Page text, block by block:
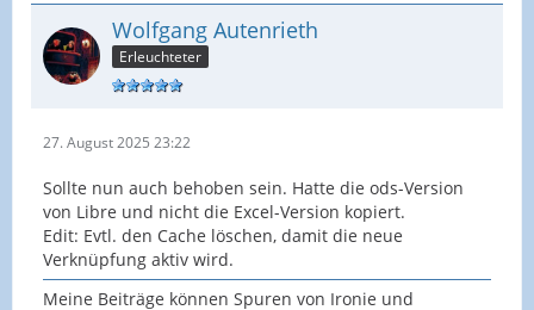
Wolfgang Autenrieth
Erleuchteter
27. August 2025 23:22
Sollte nun auch behoben sein. Hatte die ods-Version
von Libre und nicht die Excel-Version kopiert.
Edit: Evtl. den Cache löschen, damit die neue
Verknüpfung aktiv wird.
Meine Beiträge können Spuren von Ironie und